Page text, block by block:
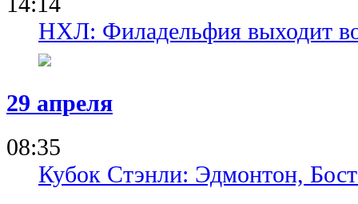
НХЛ: Филадельфия выходит
29 апреля
08:35
Кубок Стэнли: Эдмонтон,